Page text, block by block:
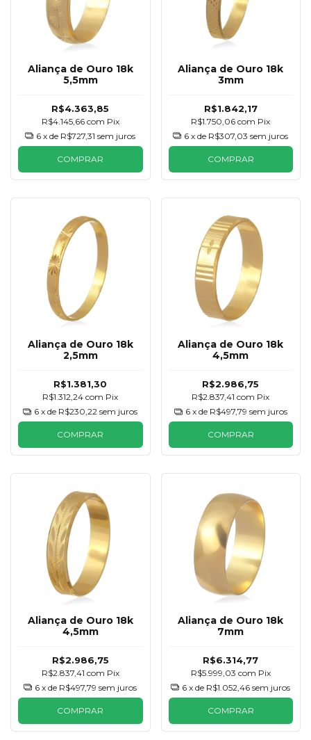
Aliança de Ouro 18k
5,5mm
R$4.363,85
R$4.145,66 com Pix
6 x de R$727,31 sem juros
COMPRAR
Aliança de Ouro 18k
3mm
R$1.842,17
R$1.750,06com Pix
6 x de R$307,03 sem juros
COMPRAR
Aliança de Ouro 18k
2,5mm
R$1.381,30
R$1.312,24com Pix
6 x de R$230,22 sem juros
COMPRAR
Aliança de Ouro 18k
4,5mm
R$2.986,75
R$2.837,41com Pix
6 x de R$497,79 sem juros
COMPRAR
Aliança de Ouro 18k
4,5mm
R$2.986,75
R$2.837,41 com Pix
6 x de R$497,79 sem juros
COMPRAR
Aliança de Ouro 18k
7mm
R$6.314,77
R$5.999,03 com Pix
6 x de R$1.052,46 sem juros
COMPRAR